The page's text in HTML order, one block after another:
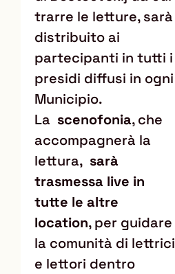
trarre le letture, sarà
distribuito ai
partecipanti in tutti i
presidi diffusi in ogni
Municipio.
La scenofonia, che
accompagnerà la
lettura, sarà
trasmessa live in
tutte le altre
location, per guidare
la comunità di lettrici
e lettori dentro